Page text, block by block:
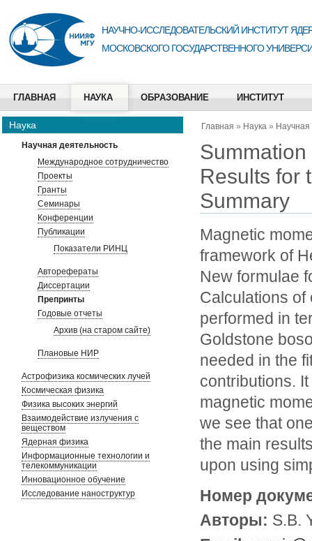
НАУЧНО-ИССЛЕДОВАТЕЛЬСКИЙ ИНСТИТУТ
МОСКОВСКОГО ГОСУДАРСТВЕННОГО
ГЛАВНАЯ НАУКА ОБРАЗОВАНИЕ ИНСТИТУТ
Наука
Научная деятельность
Международное сотрудничество
Проекты
Гранты
Семинары
Конференции
Публикации
Показатели РИНЦ
Авторефераты
Диссертации
Препринты
Годовые отчеты
Архив (на старом сайте)
Плановые НИР
Астрофизика космических лучей
Космическая физика
Физика высоких энергий
Взаимодействие излучения с
веществом
Ядерная физика
Информационные технологии и
телекоммуникации
Инновационное обучение
Исследование наноструктур
Главная » Наука » Научная
Results for
Summary
Magnetic
framework of
New formulae
Calculations of
performed in
Goldstone
needed in the
contributions.
magnetic
we see that
the main
upon using
Номер
Авторы: S.B.